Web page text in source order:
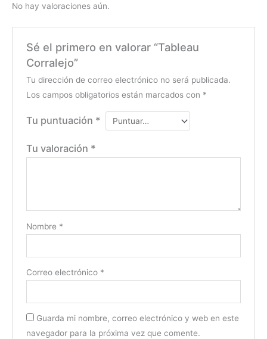
No hay valoraciones aún.
Sé el primero en valorar “Tableau
Corralejo”
Tu dirección de correo electrónico no será publicada.
Los campos obligatorios están marcados con *
Tu puntuación *
Tu valoración *
Nombre *
Correo electrónico *
Guarda mi nombre, correo electrónico y web en este
navegador para la próxima vez que comente.